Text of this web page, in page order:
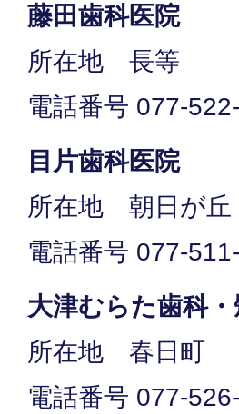
藤田歯科医院
所在地 長等
電話番号 077-
目片歯科医院
所在地 朝日が丘
電話番号 077-
大津むらた歯科
所在地 春日町
電話番号 077-